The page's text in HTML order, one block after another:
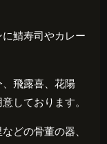
鯖寿司やカレー
、飛露喜、花陽
しております。
どの骨董の器、